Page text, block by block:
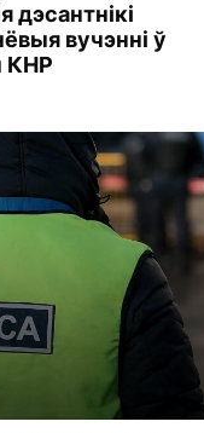
дэсантнікі
вучэнні ў
КНР